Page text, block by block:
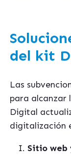
del kit
Las
para alcanzar
Digital
digitalización
Sitio web